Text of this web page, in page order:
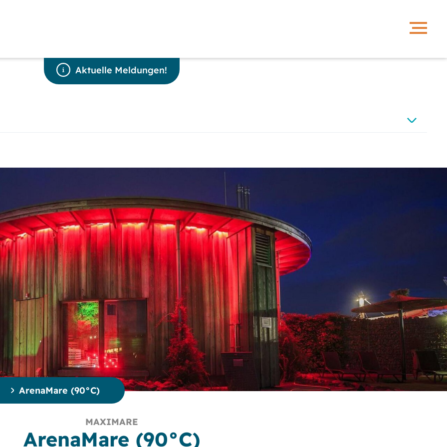
Aktuelle Meldungen!
ArenaMare (90°C)
MAXIMARE
ArenaMare (90°C)